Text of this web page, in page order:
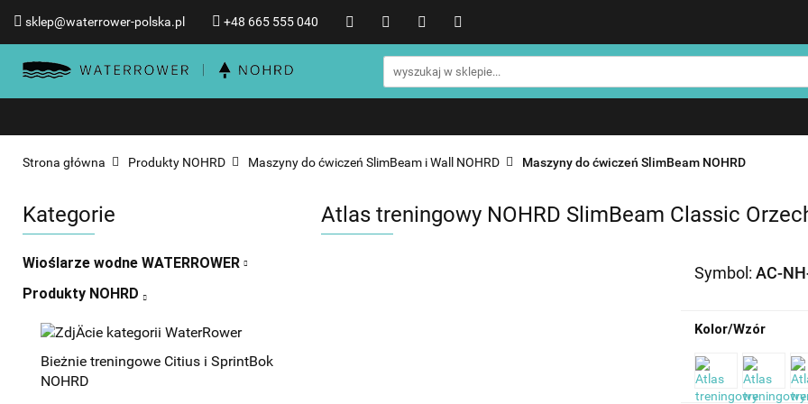
sklep@waterrower-polska.pl +48 665 555 040
Strefa klienta Promocje %
Wioślarze wodne WATERROWER
Informacje o WATERROWER Informacje o NOHRD Strefa treningowa NOHRD
Promocje %
Strona główna Produkty NOHRD Maszyny do ćwiczeń SlimBeam i Wall NOHRD Maszyny do ćwiczeń SlimBeam NOHRD
Kategorie
Wioślarze wodne WATERROWER
Produkty NOHRD
Bieżnie treningowe Citius i SprintBok
NOHRD
Atlas treningowy NOHRD SlimBeam Classic
Symbol: AC-
Kolor/Wzór